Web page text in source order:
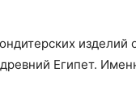
изделий
Египет.